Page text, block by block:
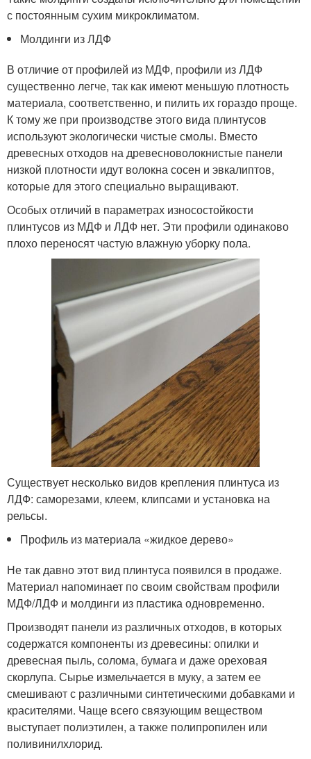
с постоянным сухим микроклиматом.
Молдинги из ЛДФ
В отличие от профилей из МДФ, профили из ЛДФ
существенно легче, так как имеют меньшую плотность
материала, соответственно, и пилить их гораздо проще.
К тому же при производстве этого вида плинтусов
используют экологически чистые смолы. Вместо
древесных отходов на древесноволокнистые панели
низкой плотности идут волокна сосен и эвкалиптов,
которые для этого специально выращивают.
Особых отличий в параметрах износостойкости
плинтусов из МДФ и ЛДФ нет. Эти профили одинаково
плохо переносят частую влажную уборку пола.
Существует несколько видов крепления плинтуса из
ЛДФ: саморезами, клеем, клипсами и установка на
рельсы.
Профиль из материала «жидкое дерево»
Не так давно этот вид плинтуса появился в продаже.
Материал напоминает по своим свойствам профили
МДФ/ЛДФ и молдинги из пластика одновременно.
Производят панели из различных отходов, в которых
содержатся компоненты из древесины: опилки и
древесная пыль, солома, бумага и даже ореховая
скорлупа. Сырье измельчается в муку, а затем ее
смешивают с различными синтетическими добавками и
красителями. Чаще всего связующим веществом
выступает полиэтилен, а также полипропилен или
поливинилхлорид.